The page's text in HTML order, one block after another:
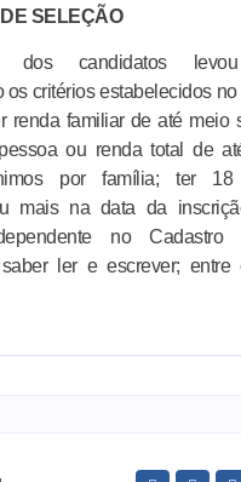
SELEÇÃO
dos candidatos
os critérios estabelecidos no
renda familiar de até meio
ou renda total de
por família; ter 18
mais na data da
no Cadastro
ler e escrever; entre